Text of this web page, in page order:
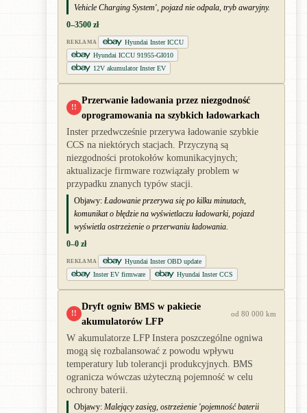
Vehicle Charging System', pojazd nie odpala, tryb awaryjny.
0–3500 zł
REKLAMA
Hyundai Inster ICCU
Hyundai ICCU 91955-GI010
12V akumulator Inster EV
!!
Przerwanie ładowania przez niezgodność
oprogramowania na szybkich ładowarkach
Inster przedwcześnie przerywa ładowanie szybkie
CCS na niektórych stacjach. Przyczyną są
niezgodności protokołów komunikacyjnych;
aktualizacje firmware rozwiązały problem w
przypadku znanych typów stacji.
Objawy: Ładowanie przerywa się po kilku minutach,
komunikat o błędzie na wyświetlaczu ładowarki, pojazd
wyświetla ostrzeżenie o przerwaniu ładowania.
0–0 zł
REKLAMA
Hyundai Inster OBD update
Inster EV firmware
Hyundai Inster CCS
!!
Dryft ogniw BMS w pakiecie
akumulatorów LFP
od 80 000 km
W akumulatorze LFP Instera poszczególne ogniwa
mogą się rozbalansować z powodu wpływu
temperatury lub tolerancji produkcyjnych. BMS
ogranicza wówczas użyteczną pojemność w celu
ochrony baterii.
Objawy: Malejący zasięg, ostrzeżenie 'pojemność baterii